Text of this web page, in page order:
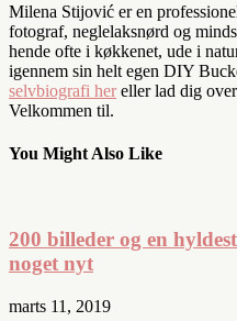
Milena Stijović er en
fotograf, neglelaksnørd og
hende ofte i køkkenet, ude i
igennem sin helt egen DIY
selvbiografi her eller lad dig
Velkommen til.
You Might Also Like
200 billeder og en
noget nyt
marts 11, 2019